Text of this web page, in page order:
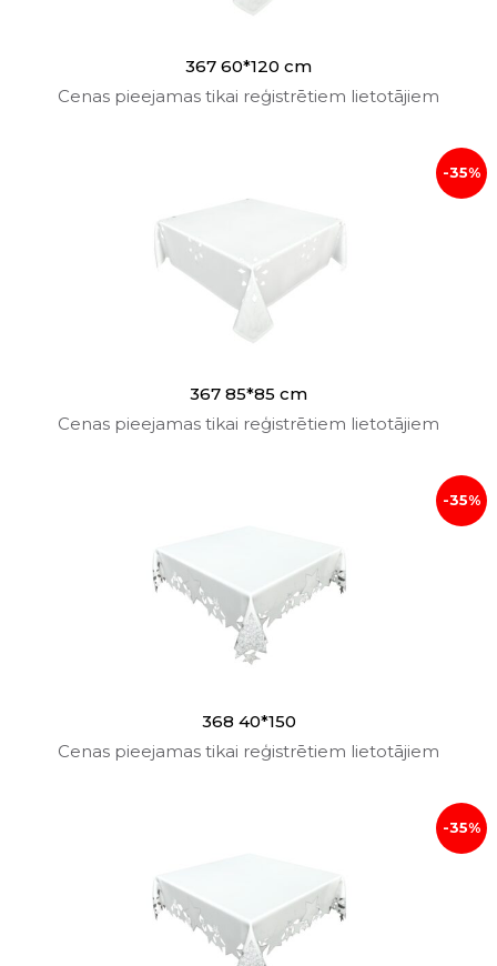
367 60*120 cm
Cenas pieejamas tikai reģistrētiem lietotājiem
-35%
367 85*85 cm
Cenas pieejamas tikai reģistrētiem lietotājiem
-35%
368 40*150
Cenas pieejamas tikai reģistrētiem lietotājiem
-35%